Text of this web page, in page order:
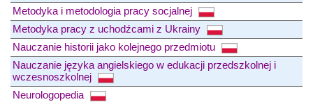
Metodyka i metodologia pracy socjalnej
Metodyka pracy z uchodźcami z Ukrainy
Nauczanie historii jako kolejnego przedmiotu
Nauczanie języka angielskiego w edukacji przedszkolnej i
wczesnoszkolnej
Neurologopedia